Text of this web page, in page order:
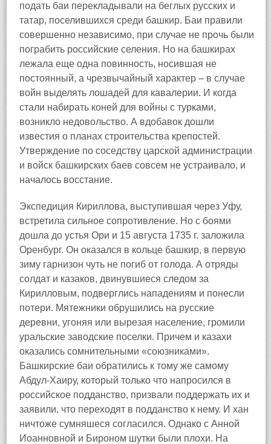
подать баи перекладывали на беглых русских и
татар, поселившихся среди башкир. Баи правили
совершенно независимо, при случае не прочь были
пограбить российские селения. Но на башкирах
лежала еще одна повинность, носившая не
постоянный, а чрезвычайный характер – в случае
войн выделять лошадей для кавалерии. И когда
стали набирать коней для войны с турками,
возникло недовольство. А вдобавок дошли
известия о планах строительства крепостей.
Утверждение по соседству царской администрации
и войск башкирских баев совсем не устраивало, и
началось восстание.
Экспедиция Кириллова, выступившая через Уфу,
встретила сильное сопротивление. Но с боями
дошла до устья Ори и 15 августа 1735 г. заложила
Оренбург. Он оказался в кольце башкир, в первую
зиму гарнизон чуть не погиб от голода. А отряды
солдат и казаков, двинувшиеся следом за
Кирилловым, подверглись нападениям и понесли
потери. Мятежники обрушились на русские
деревни, угоняя или вырезая население, громили
уральские заводские поселки. Причем и казахи
оказались сомнительными «союзниками».
Башкирские баи обратились к тому же самому
Абдул-Хаиру, который только что напросился в
российское подданство, призвали поддержать их и
заявили, что переходят в подданство к нему. И хан
ничтоже сумняшеся согласился. Однако с Анной
Иоанновной и Бироном шутки были плохи. На